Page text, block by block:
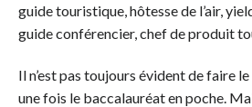
guide touristique, hôtesse de l’air,
guide conférencier, chef de produit
Il n’est pas toujours évident de faire
une fois le baccalauréat en poche.